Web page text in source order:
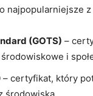
najpopularniejsze z
(GOTS) –
i
– certyfikat, który